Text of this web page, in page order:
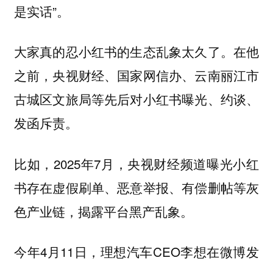
是实话”。
大家真的忍小红书的生态乱象太久了。 在他
之前，央视财经、国家网信办、云南丽江市
古城区文旅局等先后对小红书曝光、约谈、
发函斥责。
比如，2025年7月，央视财经频道曝光小红
书存在虚假刷单、恶意举报、有偿删帖等灰
色产业链，揭露平台黑产乱象。
今年4月11日，理想汽车CEO李想在微博发